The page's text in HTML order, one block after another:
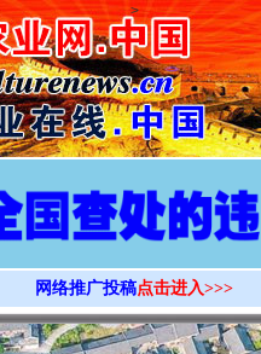
>
网络推广投稿点击进入>>>